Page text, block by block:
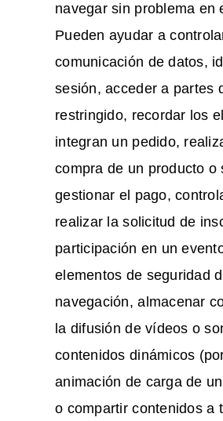
navegar sin problema en
Pueden ayudar a
comunicación de datos,
sesión, acceder a partes
restringido, recordar los
integran un pedido,
compra de un producto o
gestionar el pago,
realizar la solicitud de
participación en un
elementos de seguridad
navegación, almacenar
la difusión de vídeos o
contenidos dinámicos
animación de carga de
o compartir contenidos a